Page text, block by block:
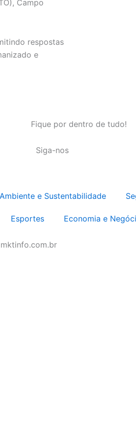
Campo
respostas
e
Fique por dentro de tudo!
Siga-nos
e Sustentabilidade
Esportes Economia e